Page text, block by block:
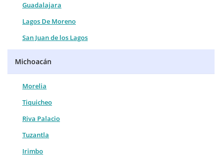
Guadalajara
Lagos De Moreno
San Juan de los Lagos
Michoacán
Morelia
Tiquicheo
Riva Palacio
Tuzantla
Irimbo